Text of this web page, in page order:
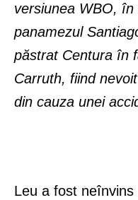
versiunea WBO,
panamezul
păstrat Centura în
Carruth, fiind
din cauza unei
Leu a fost